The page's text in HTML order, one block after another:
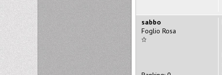
sabbo
Foglio Rosa